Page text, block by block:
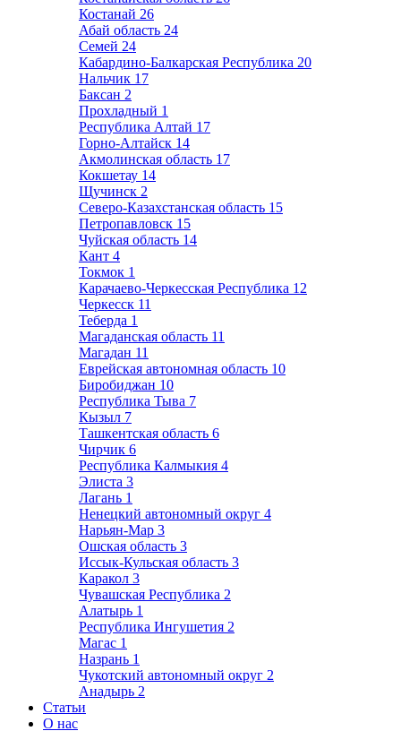
Костанай 26
Абай область 24
Семей 24
Кабардино-Балкарская Республика 20
Нальчик 17
Баксан 2
Прохладный 1
Республика Алтай 17
Горно-Алтайск 14
Акмолинская область 17
Кокшетау 14
Щучинск 2
Северо-Казахстанская область 15
Петропавловск 15
Чуйская область 14
Кант 4
Токмок 1
Карачаево-Черкесская Республика 12
Черкесск 11
Теберда 1
Магаданская область 11
Магадан 11
Еврейская автономная область 10
Биробиджан 10
Республика Тыва 7
Кызыл 7
Ташкентская область 6
Чирчик 6
Республика Калмыкия 4
Элиста 3
Лагань 1
Ненецкий автономный округ 4
Нарьян-Мар 3
Ошская область 3
Иссык-Кульская область 3
Каракол 3
Чувашская Республика 2
Алатырь 1
Республика Ингушетия 2
Магас 1
Назрань 1
Чукотский автономный округ 2
Анадырь 2
Статьи
О нас